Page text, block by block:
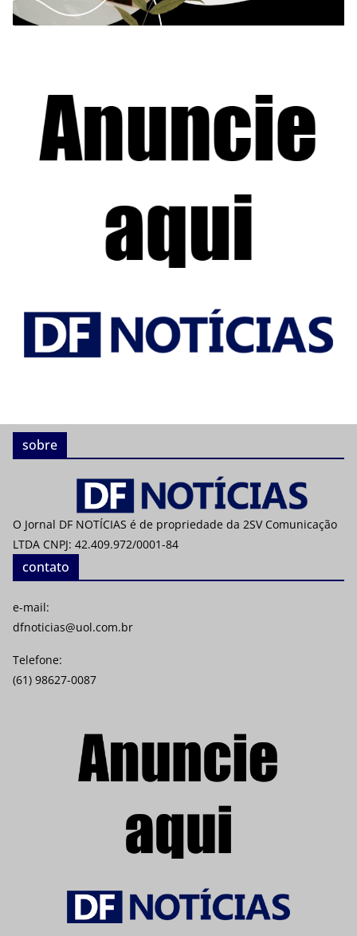
sobre
O Jornal DF NOTÍCIAS é de propriedade da 2SV Comunicação
LTDA CNPJ: 42.409.972/0001-84
contato
e-mail:
dfnoticias@uol.com.br
Telefone:
(61) 98627-0087